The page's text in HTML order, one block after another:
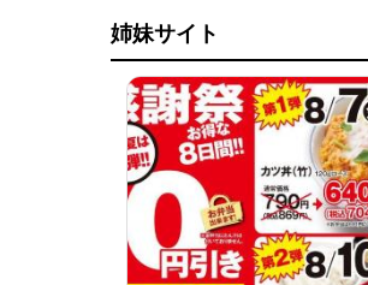
姉妹サイト